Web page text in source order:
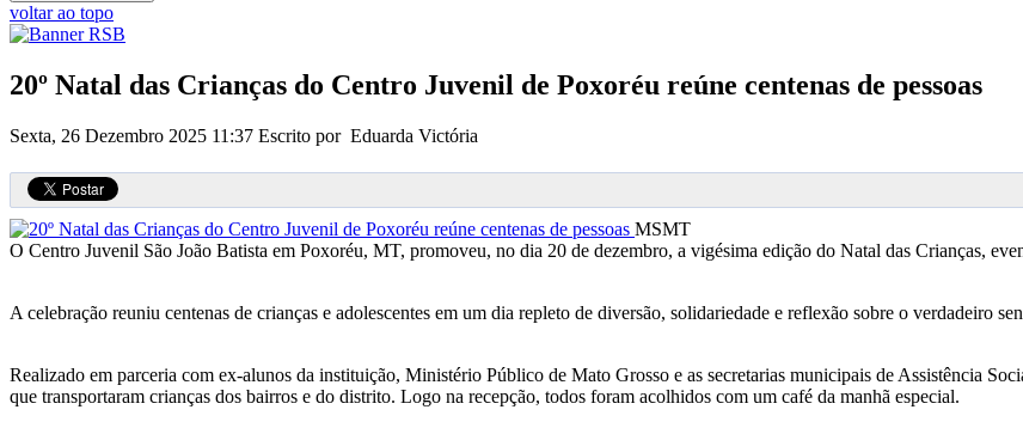
voltar ao topo
20º Natal das Crianças do Centro Juvenil de Poxoréu reúne centenas de pessoas
Sexta, 26 Dezembro 2025 11:37 Escrito por Eduarda Victória
MSMT
O Centro Juvenil São João Batista em Poxoréu, MT, promoveu, no dia 20 de dezembro, a vigésima edição do Natal das Crianças,
A celebração reuniu centenas de crianças e adolescentes em um dia repleto de diversão, solidariedade e reflexão sobre o verdadeiro
Realizado em parceria com ex-alunos da instituição, Ministério Público de Mato Grosso e as secretarias municipais de Assistência
que transportaram crianças dos bairros e do distrito. Logo na recepção, todos foram acolhidos com um café da manhã especial.